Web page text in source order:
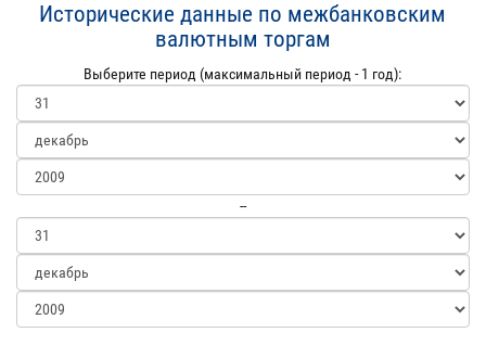
Исторические данные по межбанковским
валютным торгам
Выберите период (максимальный период - 1 год):
--